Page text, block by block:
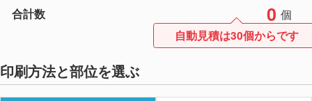
合計数 0 個
自動見積は30個からです
印刷方法と部位を選ぶ